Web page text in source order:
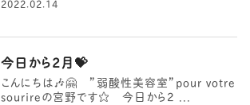
2022.02.14
今日から2月💝
こんにちは🎶🤗 ”弱酸性美容室”pour votre
sourireの宮野です☆ 今日から2 ...